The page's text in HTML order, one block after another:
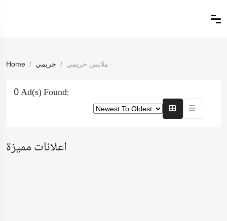
Home حريمي ملابس حريمي
0 Ad(s) Found:
اعلانات مميزة